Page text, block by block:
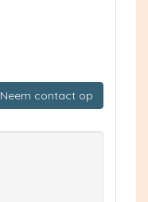
Neem contact op